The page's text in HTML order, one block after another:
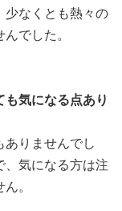
少なくとも熱々の
でした。
気になる点あり
ありませんでし
、気になる方は注
。